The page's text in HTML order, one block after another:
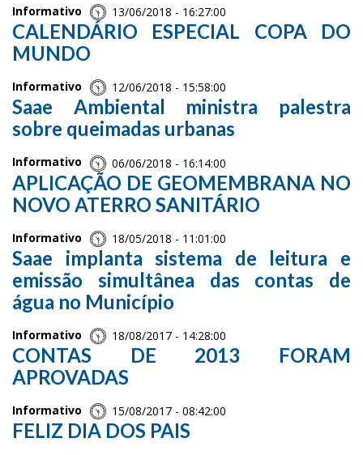
Informativo 13/06/2018 - 16:27:00
CALENDÁRIO ESPECIAL COPA DO
MUNDO
Informativo 12/06/2018 - 15:58:00
Saae Ambiental ministra palestra
sobre queimadas urbanas
Informativo 06/06/2018 - 16:14:00
APLICAÇÃO DE GEOMEMBRANA NO
NOVO ATERRO SANITÁRIO
Informativo 18/05/2018 - 11:01:00
Saae implanta sistema de leitura e
emissão simultânea das contas de
água no Município
Informativo 18/08/2017 - 14:28:00
CONTAS DE 2013 FORAM
APROVADAS
Informativo 15/08/2017 - 08:42:00
FELIZ DIA DOS PAIS